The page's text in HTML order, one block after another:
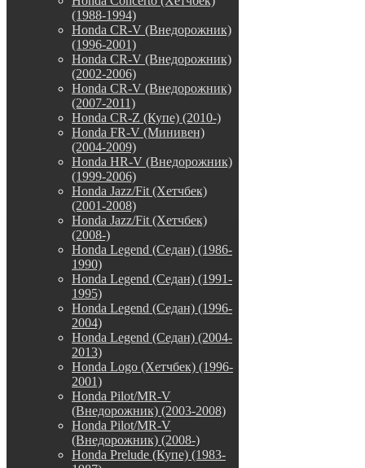
(1988-1994)
Honda CR-V (Внедорожник)
(1996-2001)
Honda CR-V (Внедорожник)
(2002-2006)
Honda CR-V (Внедорожник)
(2007-2011)
Honda CR-Z (Купе) (2010-)
Honda FR-V (Минивен)
(2004-2009)
Honda HR-V (Внедорожник)
(1999-2006)
Honda Jazz/Fit (Хетчбек)
(2001-2008)
Honda Jazz/Fit (Хетчбек)
(2008-)
Honda Legend (Седан) (1986-
1990)
Honda Legend (Седан) (1991-
1995)
Honda Legend (Седан) (1996-
2004)
Honda Legend (Седан) (2004-
2013)
Honda Logo (Хетчбек) (1996-
2001)
Honda Pilot/MR-V
(Внедорожник) (2003-2008)
Honda Pilot/MR-V
(Внедорожник) (2008-)
Honda Prelude (Купе) (1983-